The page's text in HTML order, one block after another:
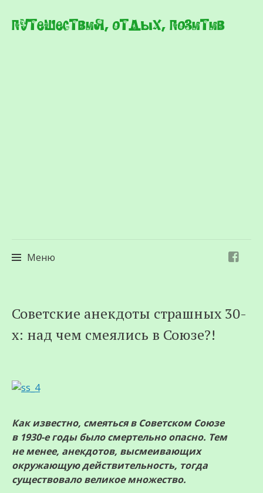
Путешествия, отдых, позитив
Меню
к
содержимому
Советские анекдоты страшных 30-
х: над чем смеялись в Союзе?!
Как известно, смеяться в Советском Союзе
в 1930-е годы было смертельно опасно. Тем
не менее, анекдотов, высмеивающих
окружающую действительность, тогда
существовало великое множество.